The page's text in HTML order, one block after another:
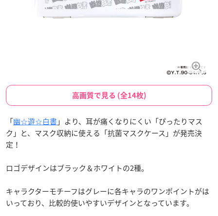
高画質で見る (全14枚)
「幽☆遊☆白書 」より、耳が痛くなりにくい「ぴったりマス
ク」と、マスク収納に使える「抗菌マスクケース」が発売決
定！
ロゴデザインはブラック＆ホワイトの2種。
キャラクターモチーフはグレーに各キャラのワンポイントがは
いっており、比較的使いやすいデザインとなっています。